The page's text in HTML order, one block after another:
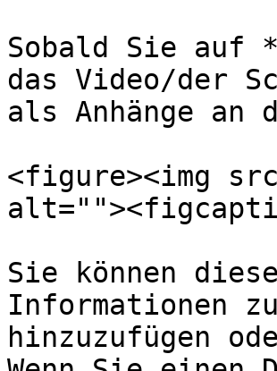
Sobald Sie auf
das Video/der
als Anhänge an
<figure><img
Sie können
Informationen
hinzuzufügen